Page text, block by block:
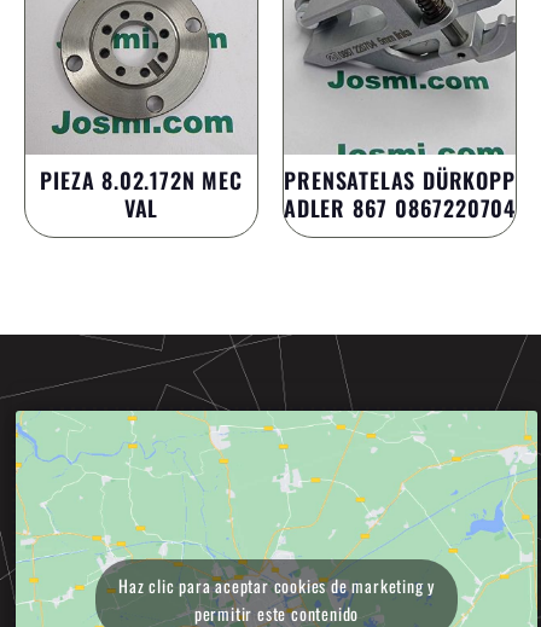
PIEZA 8.02.172N MEC
VAL
PRENSATELAS DÜRKOPP
ADLER 867 0867220704
Haz clic para aceptar cookies de marketing y
permitir este contenido